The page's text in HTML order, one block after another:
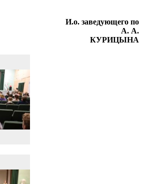
И.о. заведующего по
А. А.
КУРИЦЫНА